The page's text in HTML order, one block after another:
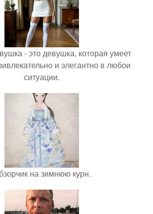
- это девушка, которая умеет
и элегантно в любои
ситуации.
на зимнюю курн.